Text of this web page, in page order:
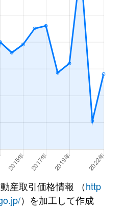
産取引価格情報 （http
）を加工して作成